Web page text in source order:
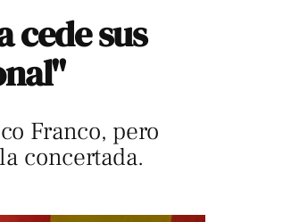
cede sus
Franco, pero
concertada.